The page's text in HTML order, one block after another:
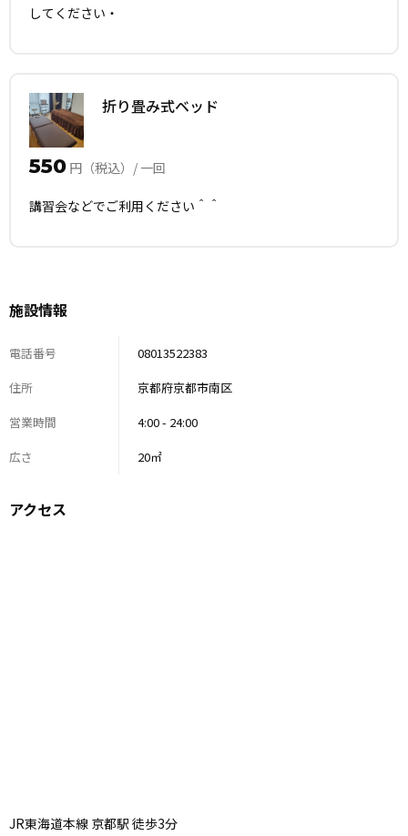
してください・
折り畳み式ベッド
550 円（税込）/ 一回
講習会などでご利用ください＾＾
施設情報
電話番号
08013522383
住所
京都府京都市南区
営業時間
4:00 - 24:00
広さ
20㎡
アクセス
JR東海道本線 京都駅 徒歩3分